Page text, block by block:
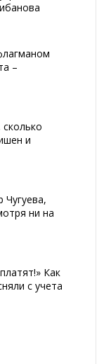
–
и
ни на
Как
с учета